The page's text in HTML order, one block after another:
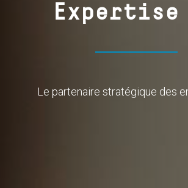
Expertise
Le partenaire stratégique des